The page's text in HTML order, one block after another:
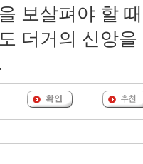
보살펴야 할
더거의 신앙